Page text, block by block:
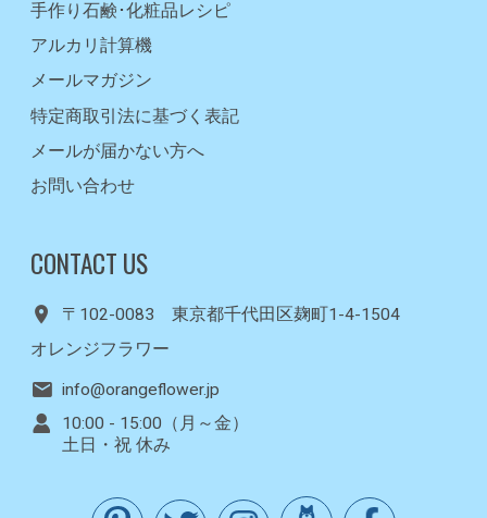
手作り石鹸･化粧品レシピ
アルカリ計算機
メールマガジン
特定商取引法に基づく表記
メールが届かない方へ
お問い合わせ
CONTACT US
〒102-0083 東京都千代田区麹町1-4-1504
オレンジフラワー
info@orangeflower.jp
10:00 - 15:00（月～金）
土日・祝 休み